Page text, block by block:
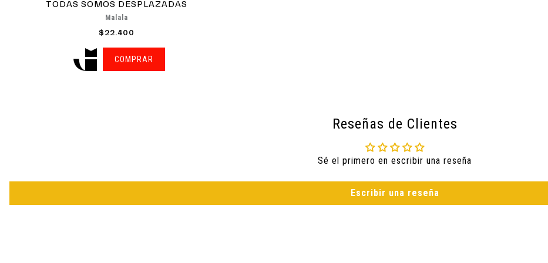
TODAS SOMOS DESPLAZADAS
Malala
$22.400
COMPRAR
Reseñas de Clientes
Sé el primero en escribir una reseña
Escribir una reseña